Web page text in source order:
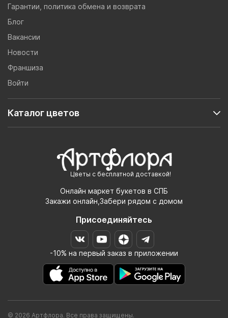
Цветы с бесплатной доставкой!
Онлайн маркет букетов в СПБ
Закажи онлайн,Забери рядом с домом
Присоединяйтесь
-10% на первый заказ в приложении
Гарантии, политика обмена и возврата
Блог
Вакансии
Новости
Франшиза
Войти
Каталог цветов
© 2026 Артфлора. Все права защищены.